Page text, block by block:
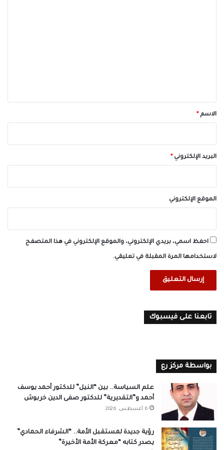
*الاسم*
البريد الإلكتروني*
الموقع الإلكتروني
احفظ اسمي، بريدي الإلكتروني، والموقع الإلكتروني في هذا المتصفح
لاستخدامها المرة المقبلة في تعليقي.
تابعنا على فيسبوك
بواسطة مركز رع
علم السياسة.. بين “النيل” للدكتور أحمد يوسف
أحمد و”التقديرية” للدكتور صفى الدين خربوش
6 أغسطس، 2026
رؤية جديدة لمستقبل الأمة.. “الشرفاء الحمادي”
يصدر كتابه “معركة الأمة الأخيرة”